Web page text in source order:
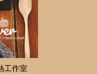
工作室